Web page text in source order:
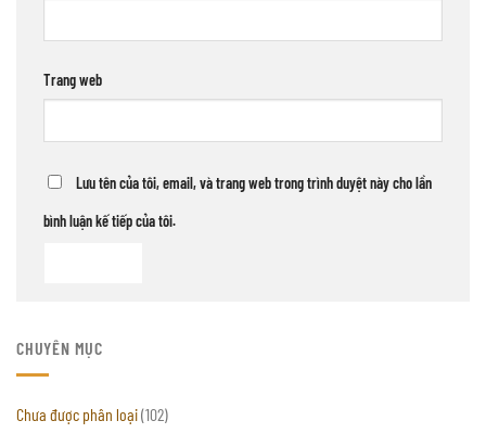
Trang web
Lưu tên của tôi, email, và trang web trong trình duyệt này cho lần
bình luận kế tiếp của tôi.
CHUYÊN MỤC
Chưa được phân loại(102)